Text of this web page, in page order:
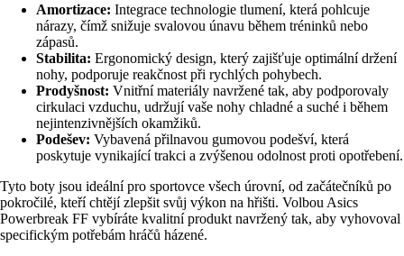
Amortizace: Integrace technologie tlumení, která pohlcuje
nárazy, čímž snižuje svalovou únavu během tréninků nebo
zápasů.
Stabilita: Ergonomický design, který zajišťuje optimální držení
nohy, podporuje reakčnost při rychlých pohybech.
Prodyšnost: Vnitřní materiály navržené tak, aby podporovaly
cirkulaci vzduchu, udržují vaše nohy chladné a suché i během
nejintenzivnějších okamžiků.
Podešev: Vybavená přilnavou gumovou podešví, která
poskytuje vynikající trakci a zvýšenou odolnost proti opotřebení.
Tyto boty jsou ideální pro sportovce všech úrovní, od začátečníků po
pokročilé, kteří chtějí zlepšit svůj výkon na hřišti. Volbou Asics
Powerbreak FF vybíráte kvalitní produkt navržený tak, aby vyhovoval
specifickým potřebám hráčů házené.